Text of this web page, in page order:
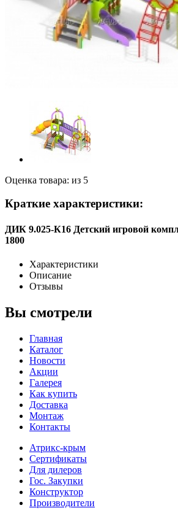
Оценка товара: из 5
Краткие характеристики:
ДИК 9.025-К16 Детский игровой
1800
Характеристики
Описание
Отзывы
Вы смотрели
Главная
Каталог
Новости
Акции
Галерея
Как купить
Доставка
Монтаж
Контакты
Атрикс-крым
Сертификаты
Для дилеров
Гос. Закупки
Конструктор
Производители